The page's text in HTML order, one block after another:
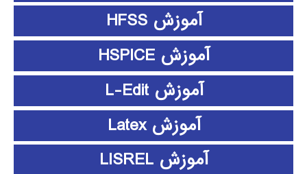
آموزش HFSS
آموزش HSPICE
آموزش L-Edit
آموزش Latex
آموزش LISREL